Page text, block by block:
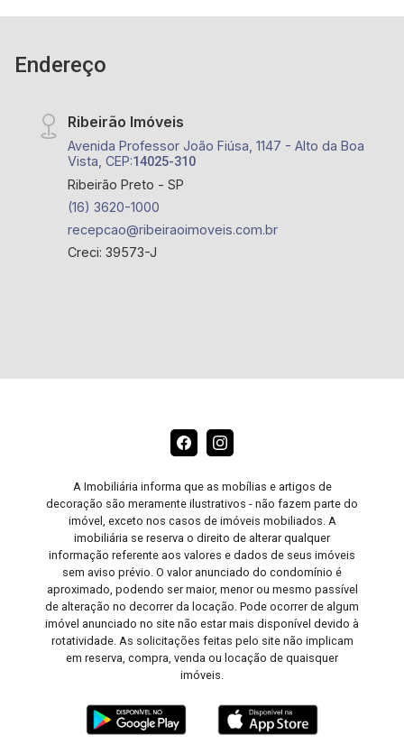
Endereço
Ribeirão Imóveis
Avenida Professor João Fiúsa, 1147 - Alto da Boa
Vista, CEP:14025-310
Ribeirão Preto - SP
(16) 3620-1000
recepcao@ribeiraoimoveis.com.br
Creci: 39573-J
A Imobiliária informa que as mobílias e artigos de
decoração são meramente ilustrativos - não fazem parte do
imóvel, exceto nos casos de imóveis mobiliados. A
imobiliária se reserva o direito de alterar qualquer
informação referente aos valores e dados de seus imóveis
sem aviso prévio. O valor anunciado do condomínio é
aproximado, podendo ser maior, menor ou mesmo passível
de alteração no decorrer da locação. Pode ocorrer de algum
imóvel anunciado no site não estar mais disponível devido à
rotatividade. As solicitações feitas pelo site não implicam
em reserva, compra, venda ou locação de quaisquer
imóveis.